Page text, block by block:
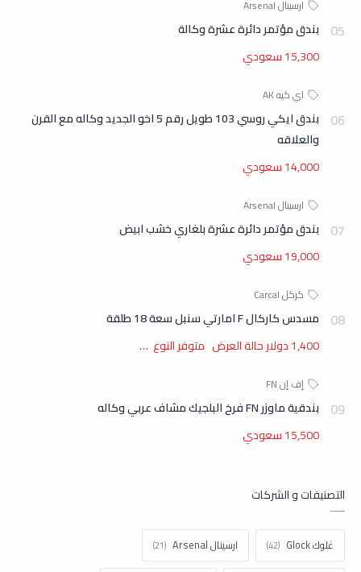
بندق مؤتمر دائرة عشرة وكالة
15,300 سعودي
بندق ايكي روسي 103 طويل رقم 5 اخو الجديد وكاله مع القرن
والعلاقه
14,000 سعودي
بندق مؤتمر دائرة عشرة بلغاري خشب ابيض
19,000 سعودي
مسدس كاركال F امارتي سنبل سعة 18 طلقة
1,400 دولار حالة العرض متوفر النوع …
بندقية ماوزر FN فرخ البلجيك مشاف عربي وكاله
15,500 سعودي
التصنيفات و الشركات
غلوك Glock ارسينال Arsenal